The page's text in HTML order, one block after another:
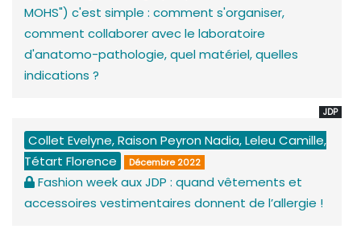
MOHS") c'est simple : comment s'organiser,
comment collaborer avec le laboratoire
d'anatomo-pathologie, quel matériel, quelles
indications ?
JDP
Collet Evelyne, Raison Peyron Nadia, Leleu Camille,
Tétart Florence
Décembre 2022
Fashion week aux JDP : quand vêtements et
accessoires vestimentaires donnent de l’allergie !